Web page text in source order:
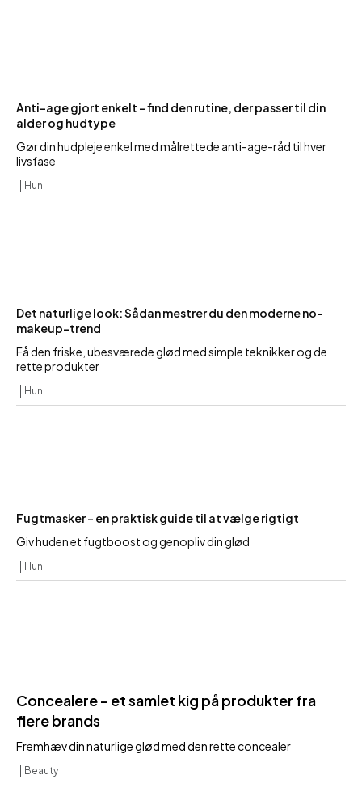
Anti-age gjort enkelt – find den rutine, der passer til din
alder og hudtype
Gør din hudpleje enkel med målrettede anti-age-råd til hver
livsfase
Hun
Det naturlige look: Sådan mestrer du den moderne no-
makeup-trend
Få den friske, ubesværede glød med simple teknikker og de
rette produkter
Hun
Fugtmasker – en praktisk guide til at vælge rigtigt
Giv huden et fugtboost og genopliv din glød
Hun
Concealere – et samlet kig på produkter fra
flere brands
Fremhæv din naturlige glød med den rette concealer
Beauty